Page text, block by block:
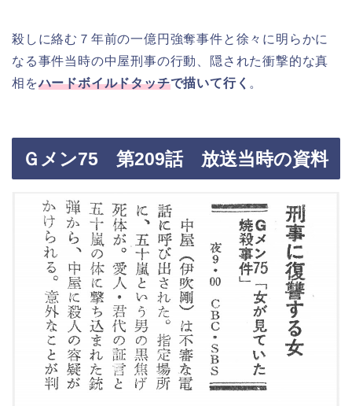
殺しに絡む７年前の一億円強奪事件と徐々に明らかに
なる事件当時の中屋刑事の行動、隠された衝撃的な真
相をハードボイルドタッチで描いて行く 。
Ｇメン75 第209話 放送当時の資料